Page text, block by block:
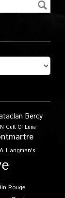
Bercy
Cult Of Luna
Hangman's
Rouge